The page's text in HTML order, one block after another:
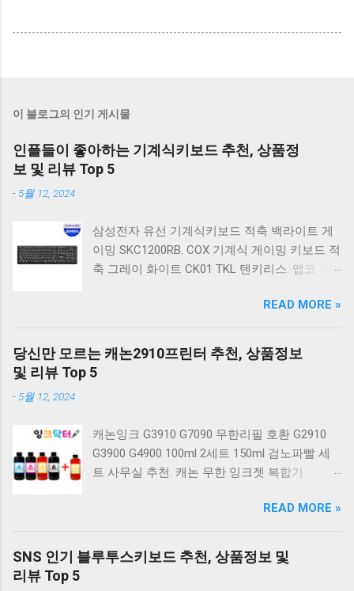
이 블로그의 인기 게시물
인플들이 좋아하는 기계식키보드 추천, 상품정
보 및 리뷰 Top 5
- 5월 12, 2024
삼성전자 유선 기계식키보드 적축 백라이트 게
이밍 SKC1200RB. COX 기계식 게이밍 키보드 적
축 그레이 화이트 CK01 TKL 텐키리스. 앱코 축
랙 K560 일반형. 앱코 K517 레트로 기계식 게이
밍 유선키보드 갈축 일반형 레트로 베이지. 체리
키보드 G803000S TKL RGB 게이밍 텐키리스 기
계식 키보드 4종 축 선택 저소음적축 블랙. 체리
베이지 K517 Retro. COX CK01 교체축 사이드
RGB 게이밍 기계식 키보드 네이비 CK01NV적축
일반형. 체리키보드 XTRFY MX BOARD 3.1 RGB
COX 기계식 게이밍 키보드 갈축 그레이 화이트
CK01 TKL 텐키리스 기계식키보드 구매를 고려
하실 때, 추가 할인 혜택을 놓치지 마세요. 다양
READ MORE »
당신만 모르는 캐논2910프린터 추천, 상품정보
및 리뷰 Top 5
- 5월 12, 2024
캐논잉크 G3910 G7090 무한리필 호환 G2910
G3900 G4900 100ml 2세트 150ml 검노파빨 세
트 사무실 추천. 캐논 무한 잉크젯 복합기
논 PIXMA G2910 잉크포함 정품 무한복합기 컬
러 잉크젯복합기 가정용프린터 상세정보참조.
캐논 G시리즈 프린터 정품 헤드 카트리지
G1900 G2900 G3900 G4900 G2910 G3910
READ MORE »
SNS 인기 블루투스키보드 추천, 상품정보 및
리뷰 Top 5